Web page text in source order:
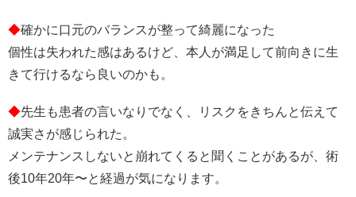
◆確かに口元のバランスが整って綺麗になった︎
個性は失われた感はあるけど、本人が満足して前向きに生
きて行けるなら良いのかも。
◆先生も患者の言いなりでなく、リスクをきちんと伝えて
誠実さが感じられた。
メンテナンスしないと崩れてくると聞くことがあるが、術
後10年20年〜と経過が気になります。